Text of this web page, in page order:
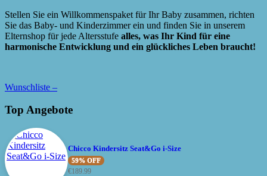
Stellen Sie ein Willkommenspaket für Ihr Baby zusammen, richten
Sie das Baby- und Kinderzimmer ein und finden Sie in unserem
Elternshop für jede Altersstufe alles, was Ihr Kind für eine
harmonische Entwicklung und ein glückliches Leben braucht!
Wunschliste –
Top Angebote
Chicco Kindersitz Seat&Go i-Size
59% OFF
€189.99